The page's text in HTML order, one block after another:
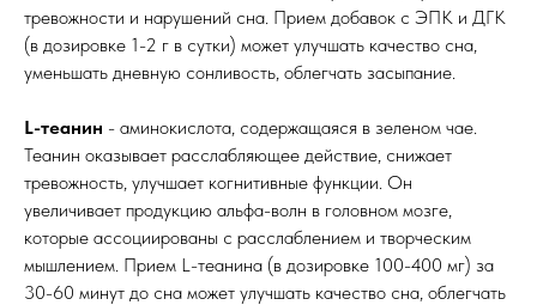
тревожности и нарушений сна. Прием добавок с ЭПК и ДГК
(в дозировке 1-2 г в сутки) может улучшать качество сна,
уменьшать дневную сонливость, облегчать засыпание.
L-теанин - аминокислота, содержащаяся в зеленом чае.
Теанин оказывает расслабляющее действие, снижает
тревожность, улучшает когнитивные функции. Он
увеличивает продукцию альфа-волн в головном мозге,
которые ассоциированы с расслаблением и творческим
мышлением. Прием L-теанина (в дозировке 100-400 мг) за
30-60 минут до сна может улучшать качество сна, облегчать